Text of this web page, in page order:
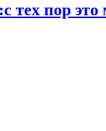
тех пор